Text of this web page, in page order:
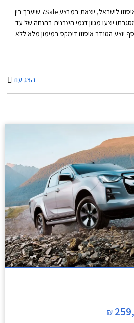
קבוצת UMI, יבואנית שברולט ואיסוזו לישראל, יוצאת במבצע 7Sale שיערך בין
במסגרתו יוצעו מגוון דגמי היצרנית בהנחה של עד
יוצע הטנדר איסוזו דימקס במימון מלא ללא
הצג עוד
₪